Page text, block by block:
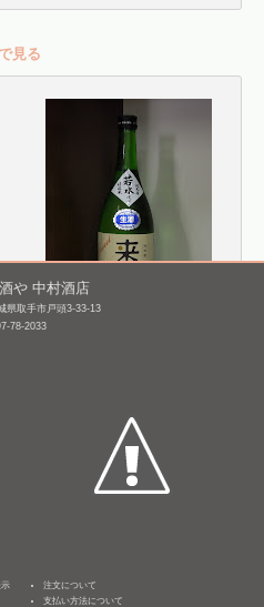
見る
来福 純米 若水 生原酒
や 中村酒店
県取手市戸頭3-33-13
78-2033
示
注文について
支払い方法について